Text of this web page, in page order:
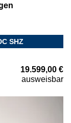
SHZ
19.599,00 €
ausweisbar